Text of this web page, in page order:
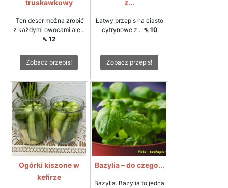
truskawkowy
Ten deser można zrobić
z każdymi owocami ale...
⇖ 12
Zobacz przepis!
z...
Łatwy przepis na ciasto
cytrynowe z... ⇖ 10
Zobacz przepis!
Ogórki kiszone w
kefirze
Bazylia – do czego...
Bazylia. Bazylia to jedna